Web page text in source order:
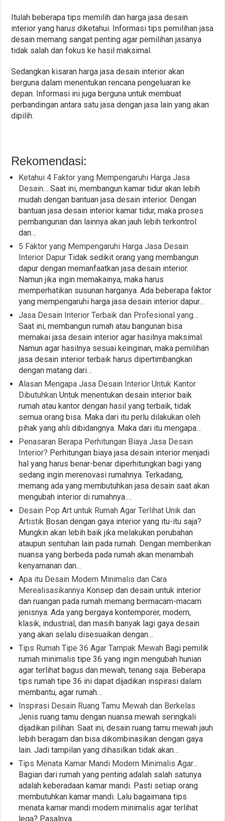
Itulah beberapa tips memilih dan harga jasa desain
interior yang harus diketahui. Informasi tips pemilihan jasa
desain memang sangat penting agar pemilihan jasanya
tidak salah dan fokus ke hasil maksimal.
Sedangkan kisaran harga jasa desain interior akan
berguna dalam menentukan rencana pengeluaran ke
depan. Informasi ini juga berguna untuk membuat
perbandingan antara satu jasa dengan jasa lain yang akan
dipilih.
Rekomendasi:
Ketahui 4 Faktor yang Mempengaruhi Harga Jasa
Desain… Saat ini, membangun kamar tidur akan lebih
mudah dengan bantuan jasa desain interior. Dengan
bantuan jasa desain interior kamar tidur, maka proses
pembangunan dan lainnya akan jauh lebih terkontrol
dan…
5 Faktor yang Mempengaruhi Harga Jasa Desain
Interior Dapur Tidak sedikit orang yang membangun
dapur dengan memanfaatkan jasa desain interior.
Namun jika ingin memakainya, maka harus
memperhatikan susunan harganya. Ada beberapa faktor
yang mempengaruhi harga jasa desain interior dapur…
Jasa Desain Interior Terbaik dan Profesional yang…
Saat ini, membangun rumah atau bangunan bisa
memakai jasa desain interior agar hasilnya maksimal.
Namun agar hasilnya sesuai keinginan, maka pemilihan
jasa desain interior terbaik harus dipertimbangkan
dengan matang dari…
Alasan Mengapa Jasa Desain Interior Untuk Kantor
Dibutuhkan Untuk menentukan desain interior baik
rumah atau kantor dengan hasil yang terbaik, tidak
semua orang bisa. Maka dari itu perlu dilakukan oleh
pihak yang ahli dibidangnya. Maka dari itu mengapa…
Penasaran Berapa Perhitungan Biaya Jasa Desain
Interior? Perhitungan biaya jasa desain interior menjadi
hal yang harus benar-benar diperhitungkan bagi yang
sedang ingin merenovasi rumahnya. Terkadang,
memang ada yang membutuhkan jasa desain saat akan
mengubah interior di rumahnya.…
Desain Pop Art untuk Rumah Agar Terlihat Unik dan
Artistik Bosan dengan gaya interior yang itu-itu saja?
Mungkin akan lebih baik jika melakukan perubahan
ataupun sentuhan lain pada rumah. Dengan memberikan
nuansa yang berbeda pada rumah akan menambah
kenyamanan dan…
Apa itu Desain Modern Minimalis dan Cara
Merealisasikannya Konsep dan desain untuk interior
dan ruangan pada rumah memang bermacam-macam
jenisnya. Ada yang bergaya kontemporer, modern,
klasik, industrial, dan masih banyak lagi gaya desain
yang akan selalu disesuaikan dengan…
Tips Rumah Tipe 36 Agar Tampak Mewah Bagi pemilik
rumah minimalis tipe 36 yang ingin mengubah hunian
agar terlihat bagus dan mewah, tenang saja. Beberapa
tips rumah tipe 36 ini dapat dijadikan inspirasi dalam
membantu, agar rumah…
Inspirasi Desain Ruang Tamu Mewah dan Berkelas
Jenis ruang tamu dengan nuansa mewah seringkali
dijadikan pilihan. Saat ini, desain ruang tamu mewah jauh
lebih beragam dan bisa dikombinasikan dengan gaya
lain. Jadi tampilan yang dihasilkan tidak akan…
Tips Menata Kamar Mandi Modern Minimalis Agar…
Bagian dari rumah yang penting adalah salah satunya
adalah keberadaan kamar mandi. Pasti setiap orang
membutuhkan kamar mandi. Lalu bagaimana tips
menata kamar mandi modern minimalis agar terlihat
lega? Pasalnya…